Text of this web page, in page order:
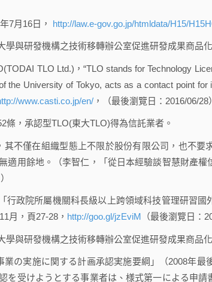
7月16日， http://law.e-gov.go.jp/htmldata/H15/
學與研發機構之技術移轉辦公室促進研發成果商品
TLO Ltd.)，“TLO stands for Technology
the University of Tokyo, acts as a contact point
www.casti.co.jp/en/ ，（最後瀏覽日：2016/06/28
條，承認型TLO(東大TLO)得為信託業者。
其不僅在組織型態上不限於股份有限公司，也不要
適用餘地。（李智仁，「從日本經驗談智慧財產權
行政院所屬機關科長級以上跨領域科技管理研習
月，頁27-28， http://goo.gl/jzEviM （最後瀏覽日：
學與研發機構之技術移轉辦公室促進研發成果商品
業の実施に関する計画承認実施要綱」（2008年
を受けようとする事業者は、様式第一による申